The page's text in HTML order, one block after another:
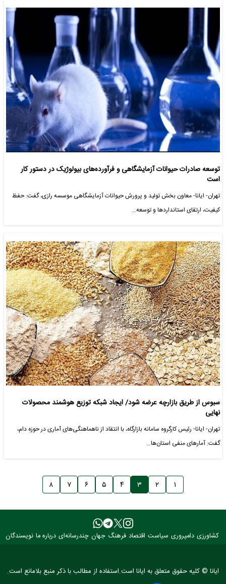
توسعه صادرات حیوانات آزمایشگاهی و فرآورده‌های بیولوژیک در دستور کار
است
تهران- ایانا- معاون بخش تولید و پرورش حیوانات آزمایشگاهی موسسه رازی، گفت: حفظ
کیفیت، ارتقای استانداردها و توسعه…
سبوس از طریق بازارچه عرضه شود/ ایجاد شبکه توزیع هوشمند محصولات
نهایی
تهران- ایانا- رئیس کارگروه سامانه بازارگاه، با انتقاد از ناهماهنگی‌های آماری در حوزه دام،
گفت: آمارهای منفی استان‌ها…
۱ ۲ ۳ ۴ ۵ ۶ ۷ ۸
کشاورزی دامپروری سیاست اقتصاد فرهنگ جهان چندرسانه‌ای درباره ما نویسندگان
ایانا © کلیه حقوق متعلق به ایانا است.استفاده از مطالب با ذکر منبع بلامانع است.